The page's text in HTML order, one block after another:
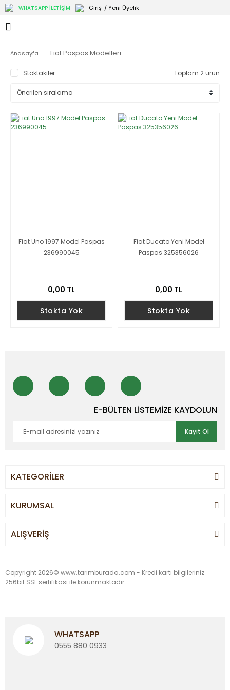
WHATSAPP İLETİŞİM Giriş / Yeni Üyelik
Anasayfa Fiat Paspas Modelleri
Stoktakiler Toplam 2 ürün
Fiat Uno 1997 Model Paspas
236990045
0,00 TL
Stokta Yok
Fiat Ducato Yeni Model
Paspas 325356026
0,00 TL
Stokta Yok
E-BÜLTEN LİSTEMİZE KAYDOLUN
Kayıt Ol
KATEGORİLER
KURUMSAL
ALIŞVERİŞ
Copyright 2026© www.tarımburada.com - Kredi kartı bilgileriniz
256bit SSL sertifikası ile korunmaktadır.
WHATSAPP
0555 880 0933